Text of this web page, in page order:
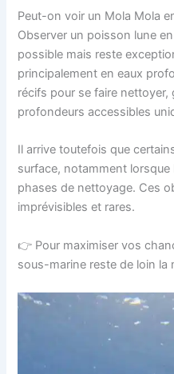
Peut-on voir un Mola Mola
Observer un poisson lune
possible mais reste
principalement en eaux
récifs pour se faire nettoyer,
profondeurs accessibles
Il arrive toutefois que
surface, notamment lorsque
phases de nettoyage. Ces
imprévisibles et rares.
👉 Pour maximiser vos
sous-marine reste de loin la